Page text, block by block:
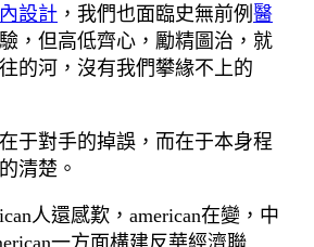
設計 ，我們也面臨史無前例 醫
，但高低齊心，勵精圖治，就
的河，沒有我們攀緣不上的
于對手的掉誤，而在于本身程
清楚。
人還感歎，american在變，中